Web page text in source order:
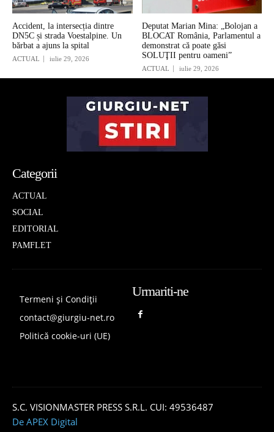
Accident, la intersecția dintre
DN5C și strada Voestalpine. Un
bărbat a ajuns la spital
ACTUAL iulie 29, 2026
Deputat Marian Mina: „Bolojan a
BLOCAT România, Parlamentul a
demonstrat că poate găsi
SOLUŢII pentru oameni”
ACTUAL iulie 29, 2026
Categorii
ACTUAL
SOCIAL
EDITORIAL
PAMFLET
Termeni și Condiții
contact@giurgiu-net.ro
Politică cookie-uri (UE)
Urmariti-ne
S.C. VISIONMASTER PRESS S.R.L. CUI: 49536487
De APEX Digital